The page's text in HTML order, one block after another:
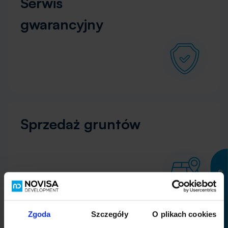
Zgoda Szczegóły O plikach cookies
gwarancyjny
Sprzedaż gruntów
Zapytaj o ofertę